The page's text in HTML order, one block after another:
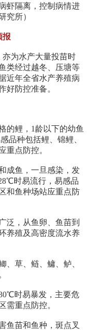
虾隔离，控制病情进
究所）
报
为水产大量投苗时
类经过越冬、压塘等
近年全省水产养殖病
好防控准备。
的鲤，1龄以下的幼鱼
品种包括鲤、锦鲤、
重点防控。
成鱼，一旦感染，发
时易流行，易感品
和鱼种场站应重点防
泛，从鱼卵、鱼苗到
养殖及高密度流水养
、草、鲢、鳙、鲈、
时易暴发，主要危
需重点防控。
鱼苗和鱼种，斑点叉